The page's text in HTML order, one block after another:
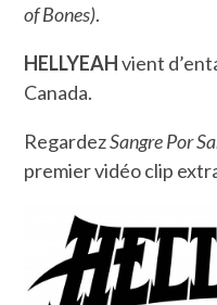
of Bones).
HELLYEAHvient
Canada.
RegardezSangre Por
premier vidéo clip